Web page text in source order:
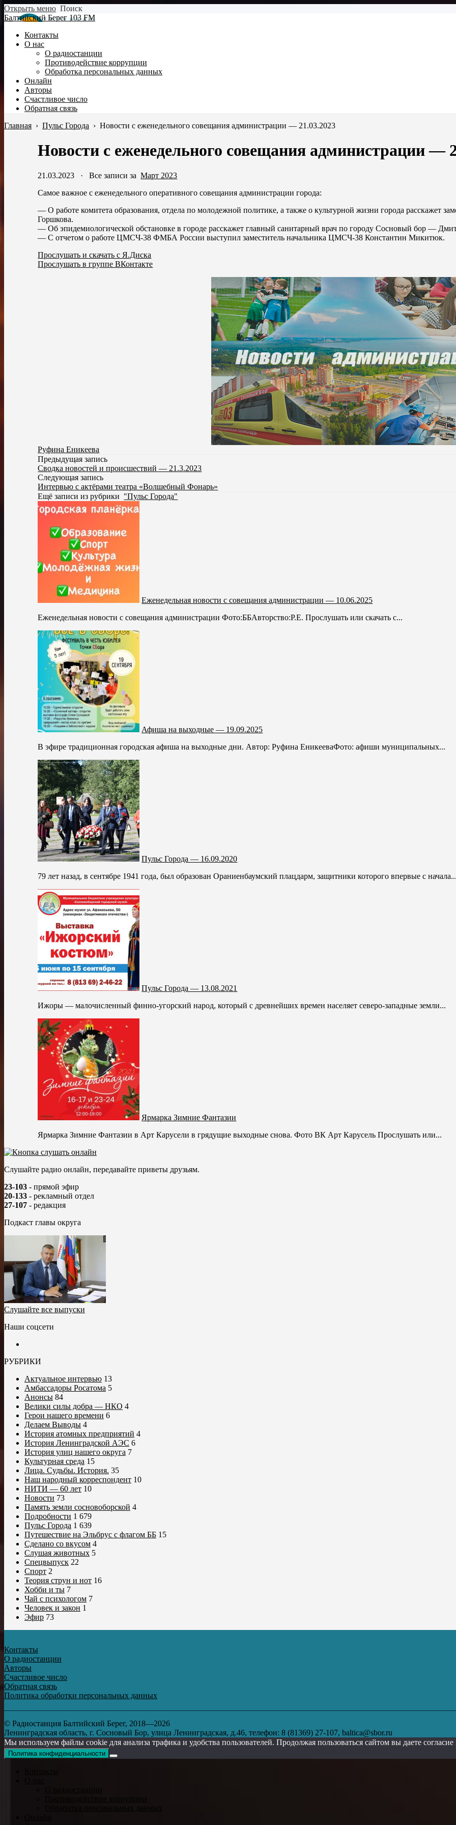
Открыть меню Поиск
Балтийский Берег 103 FM
Контакты
О нас
О радиостанции
Противодействие коррупции
Обработка персональных данных
Онлайн
Авторы
Счастливое число
Обратная связь
Главная › Пульс Города › Новости с еженедельного совещания администрации — 21.03.2023
Новости с еженедельного совещания администрации —
21.03.2023 ·Все записи заМарт 2023
Самое важное с еженедельного оперативного совещания администрации города:
— О работе комитета образования, отдела по молодежной политике, а также о культурной жизни города расскажет
Горшкова.
— Об эпидемиологической обстановке в городе расскажет главный санитарный врач по городу Сосновый бор —
— С отчетом о работе ЦМСЧ-38 ФМБА России выступил заместитель начальника ЦМСЧ-38 Константин Микитюк.
Прослушать и скачать с Я.Диска
Прослушать в группе ВКонтакте
Руфина Еникеева
Предыдущая запись
Сводка новостей и происшествий — 21.3.2023
Следующая запись
Интервью с актёрами театра «Волшебный Фонарь»
Ещё записи из рубрики "Пульс Города"
Еженедельная новости с совещания администрации — 10.06.2025
Еженедельная новости с совещания администрации Фото:ББАвторство:Р.Е. Прослушать или скачать с...
Афиша на выходные — 19.09.2025
В эфире традиционная городская афиша на выходные дни. Автор: Руфина ЕникееваФото: афиши муниципальных...
Пульс Города — 16.09.2020
79 лет назад, в сентябре 1941 года, был образован Ораниенбаумский плацдарм, защитники которого впервые с
Пульс Города — 13.08.2021
Ижоры — малочисленный финно-угорский народ, который с древнейших времен населяет северо-западные земли...
Ярмарка Зимние Фантазии
Ярмарка Зимние Фантазии в Арт Карусели в грядущие выходные снова. Фото ВК Арт Карусель Прослушать или...
Слушайте радио онлайн, передавайте приветы друзьям.
23-103 - прямой эфир
20-133 - рекламный отдел
27-107 - редакция
Подкаст главы округа
Слушайте все выпуски
Наши соцсети
РУБРИКИ
Актуальное интервью 13
Амбассадоры Росатома 5
Анонсы 84
Велики силы добра — НКО 4
Герои нашего времени 6
Делаем Выводы 4
История атомных предприятий 4
История Ленинградской АЭС 6
История улиц нашего округа 7
Культурная среда 15
Лица. Судьбы. История. 35
Наш народный корреспондент 10
НИТИ — 60 лет 10
Новости 73
Память земли сосновоборской 4
Подробности 1 679
Пульс Города 1 639
Путешествие на Эльбрус с флагом ББ 15
Сделано со вкусом 4
Слушая животных 5
Спецвыпуск 22
Спорт 2
Теория струн и нот 16
Хобби и ты 7
Чай с психологом 7
Человек и закон 1
Эфир 73
Контакты
О радиостанции
Авторы
Счастливое число
Обратная связь
Политика обработки персональных данных
© Радиостанция Балтийский Берег, 2018—2026
Ленинградская область, г. Сосновый Бор, улица Ленинградская, д.46, телефон: 8 (81369) 27-107, baltica@sbor.ru
Мы используем файлы cookie для анализа трафика и удобства пользователей. Продолжая пользоваться сайтом вы даете
Политика конфиденциальности